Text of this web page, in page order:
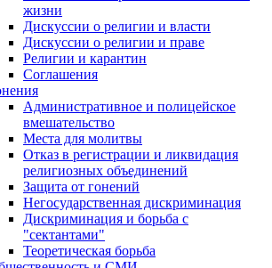
жизни
Дискуссии о религии и власти
Дискуссии о религии и праве
Религии и карантин
Соглашения
Административное и полицейское
вмешательство
Места для молитвы
Отказ в регистрации и ликвидация
религиозных объединений
Защита от гонений
Негосударственная дискриминация
Дискриминация и борьба с
"сектантами"
Теоретическая борьба